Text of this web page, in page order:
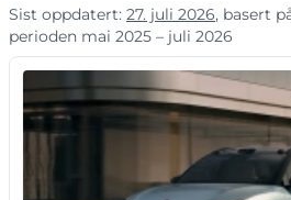
Sist oppdatert: 27. juli 2026, basert
perioden mai 2025 – juli 2026